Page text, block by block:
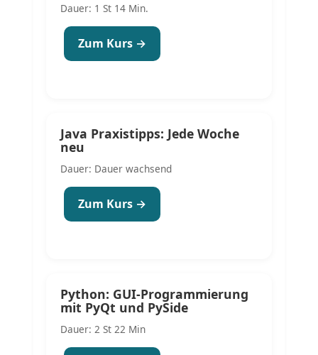
Dauer: 1 St 14 Min.
Zum Kurs →
Java Praxistipps: Jede Woche
neu
Dauer: Dauer wachsend
Zum Kurs →
Python: GUI-Programmierung
mit PyQt und PySide
Dauer: 2 St 22 Min